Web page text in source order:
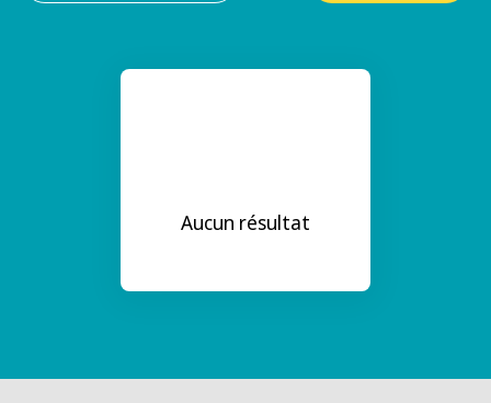
Aucun résultat